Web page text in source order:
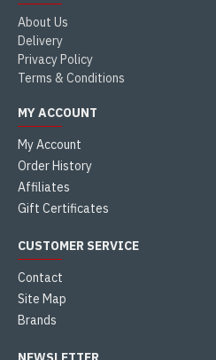
About Us
Delivery
Privacy Policy
Terms & Conditions
MY ACCOUNT
My Account
Order History
Affiliates
Gift Certificates
CUSTOMER SERVICE
Contact
Site Map
Brands